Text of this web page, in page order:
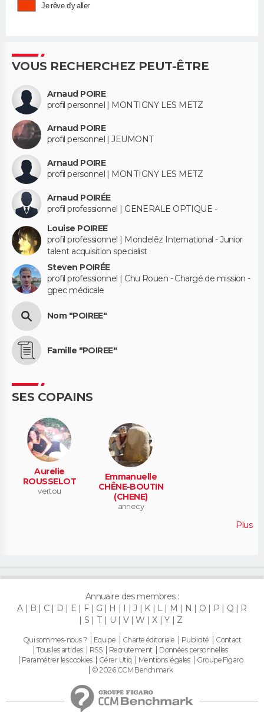
Je rêve d'y aller
VOUS RECHERCHEZ PEUT-ÊTRE
Arnaud POIRE
profil personnel | MONTIGNY LES METZ
Arnaud POIRE
profil personnel | JEUMONT
Arnaud POIRE
profil personnel | MONTIGNY LES METZ
Arnaud POIRÉE
profil professionnel | GENERALE OPTIQUE -
Louise POIREE
profil professionnel | Mondelēz International - Junior
talent acquisition specialist
Steven POIRÉE
profil professionnel | Chu Rouen - Chargé de mission -
gpec médicale
Nom "POIREE"
Famille "POIREE"
SES COPAINS
Aurelie
ROUSSELOT
vertou
Emmanuelle
CHÊNE-BOUTIN
(CHENE)
annecy
Plus
Annuaire des membres :
A
B C D E F G H I J K L M N O P Q
R
S
T U V W X Y Z
Qui sommes-nous ? Equipe Charte éditoriale Publicité
Contact
Tous les articles
RSS Recrutement
Données personnelles
Paramétrer les cookies
Gérer Utiq Mentions légales
Groupe Figaro
© 2026 CCM Benchmark